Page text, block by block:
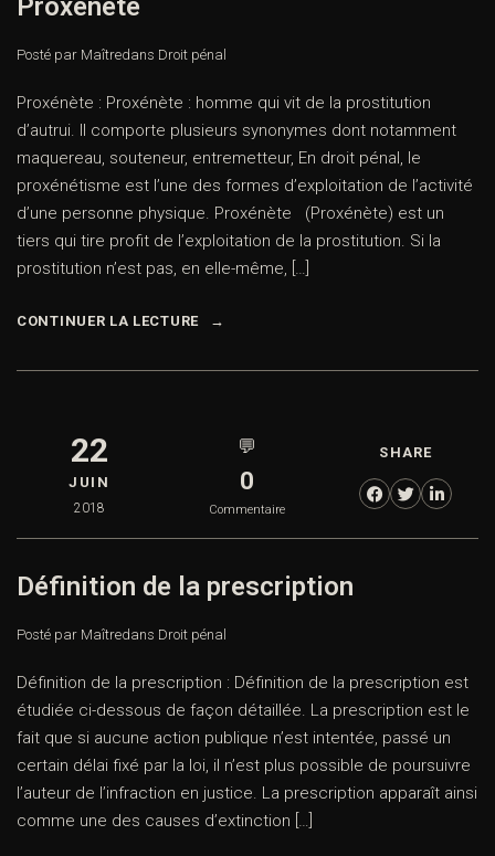
Proxénète
Posté par Maîtredans Droit pénal
Proxénète : Proxénète : homme qui vit de la prostitution
d’autrui. Il comporte plusieurs synonymes dont notamment
maquereau, souteneur, entremetteur, En droit pénal, le
proxénétisme est l’une des formes d’exploitation de l’activité
d’une personne physique. Proxénète (Proxénète) est un
tiers qui tire profit de l’exploitation de la prostitution. Si la
prostitution n’est pas, en elle-même, […]
CONTINUER LA LECTURE
22
JUIN
2018
💬
0
Commentaire
SHARE
Définition de la prescription
Posté par Maîtredans Droit pénal
Définition de la prescription : Définition de la prescription est
étudiée ci-dessous de façon détaillée. La prescription est le
fait que si aucune action publique n’est intentée, passé un
certain délai fixé par la loi, il n’est plus possible de poursuivre
l’auteur de l’infraction en justice. La prescription apparaît ainsi
comme une des causes d’extinction […]